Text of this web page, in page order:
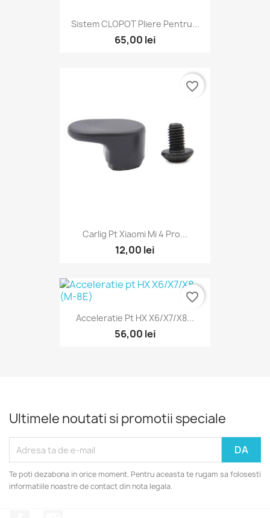
Sistem CLOPOT Pliere Pentru...
65,00 lei
Carlig Pt Xiaomi Mi 4 Pro...
12,00 lei
favorite_border
Acceleratie Pt HX X6/X7/X8...
56,00 lei
favorite_border
Ultimele noutati si promotii speciale
Te poti dezabona in orice moment. Pentru aceasta te rugam sa folosesti
informatiile noastre de contact din nota legala.